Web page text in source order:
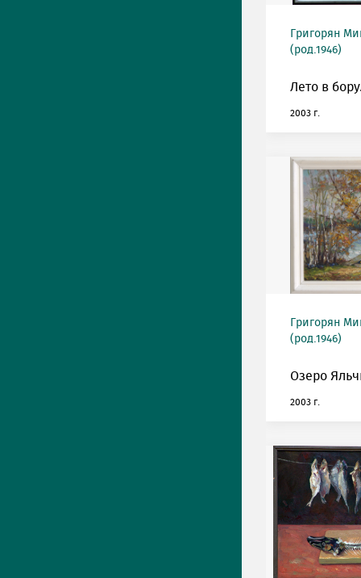
Григорян
(род.1946)
Лето в
2003 г.
Григорян
(род.1946)
Озеро
2003 г.